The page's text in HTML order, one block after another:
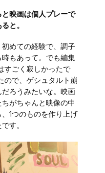
映画は個人プレーで
と。
めての経験で、調子
もあって。でも編集
すごく寂しかったで
ので、ゲシュタルト崩
ろうみたいな。映画
がちゃんと映像の中
1つのものを作り上げ
す。